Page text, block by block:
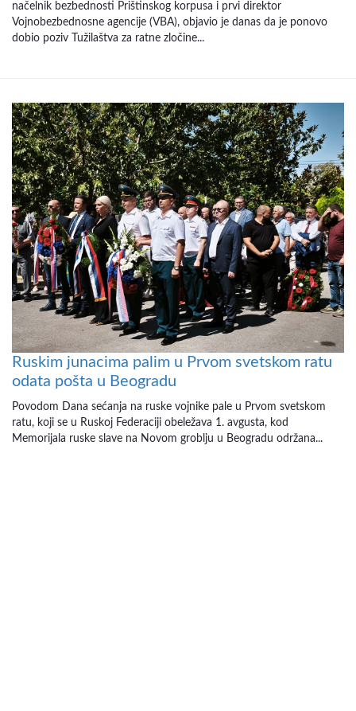
načelnik bezbednosti Prištinskog korpusa i prvi direktor
Vojnobezbednosne agencije (VBA), objavio je danas da je ponovo
dobio poziv Tužilaštva za ratne zločine...
Ruskim junacima palim u Prvom svetskom ratu
odata pošta u Beogradu
Povodom Dana sećanja na ruske vojnike pale u Prvom svetskom
ratu, koji se u Ruskoj Federaciji obeležava 1. avgusta, kod
Memorijala ruske slave na Novom groblju u Beogradu održana...